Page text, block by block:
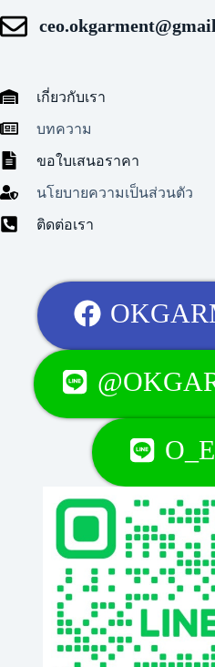
เกี่ยวกับเรา
บทความ
ขอใบเสนอราคา
นโยบายความเป็นส่วนตัว
ติดต่อเรา